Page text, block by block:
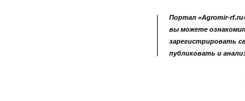
Портал «Agromir-
вы можете
зарегистрировать
публиковать и